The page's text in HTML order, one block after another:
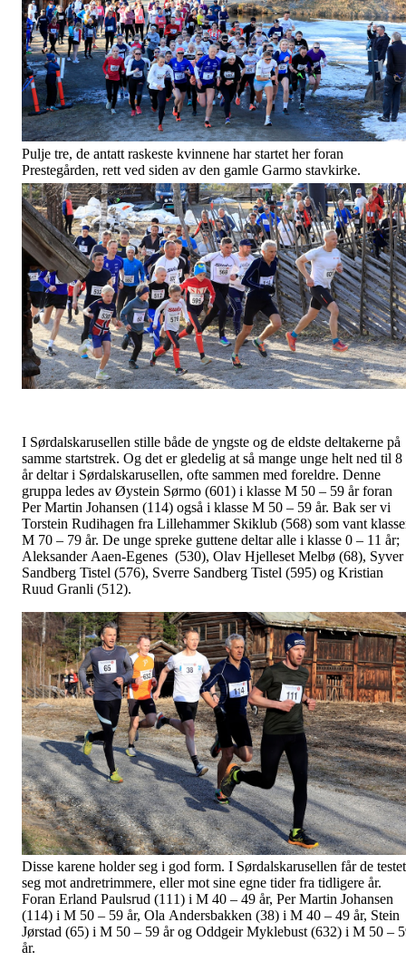
Pulje tre, de antatt raskeste kvinnene har startet her foran
Prestegården, rett ved siden av den gamle Garmo stavkirke.
I Sørdalskarusellen stille både de yngste og de eldste deltakerne på
samme startstrek. Og det er gledelig at så mange unge helt ned til 8
år deltar i Sørdalskarusellen, ofte sammen med foreldre. Denne
gruppa ledes av Øystein Sørmo (601) i klasse M 50 – 59 år foran
Per Martin Johansen (114) også i klasse M 50 – 59 år. Bak ser vi
Torstein Rudihagen fra Lillehammer Skiklub (568) som vant klassen
M 70 – 79 år. De unge spreke guttene deltar alle i klasse 0 – 11 år;
Aleksander Aaen-Egenes (530), Olav Hjelleset Melbø (68), Syver
Sandberg Tistel (576), Sverre Sandberg Tistel (595) og Kristian
Ruud Granli (512).
Disse karene holder seg i god form. I Sørdalskarusellen får de testet
seg mot andretrimmere, eller mot sine egne tider fra tidligere år.
Foran Erland Paulsrud (111) i M 40 – 49 år, Per Martin Johansen
(114) i M 50 – 59 år, Ola Andersbakken (38) i M 40 – 49 år, Stein
Jørstad (65) i M 50 – 59 år og Oddgeir Myklebust (632) i M 50 – 59
år.